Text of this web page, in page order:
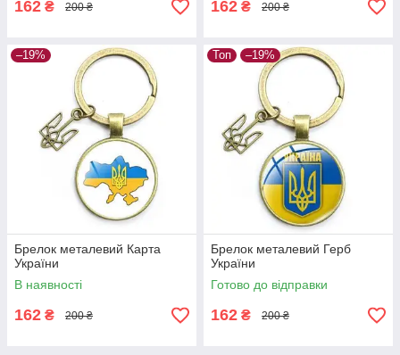
162 ₴ 200 ₴ 162 ₴ 200 ₴
–19%
Брелок металевий Карта
України
В наявності
162 ₴ 200 ₴
Топ –19%
Брелок металевий Герб
України
Готово до відправки
162 ₴ 200 ₴